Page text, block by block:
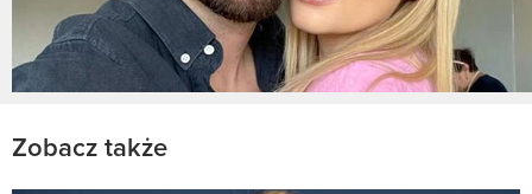
Zobacz także